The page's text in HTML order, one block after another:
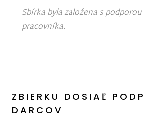
Sbírka byla založena s
pracovníka.
ZBIERKU DOSIAĽ
DARCOV